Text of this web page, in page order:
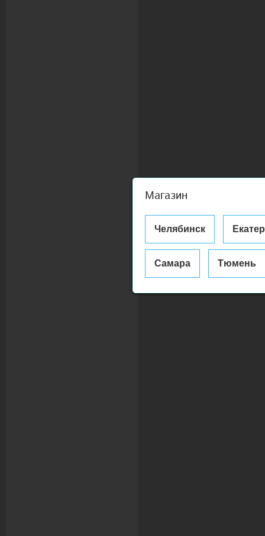
Магазин
Челябинск
Самара Тюмень